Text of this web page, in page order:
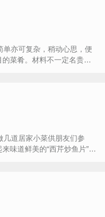
菜肴。材料不一定名贵，
味道鲜美的“西芹炒鱼片”，